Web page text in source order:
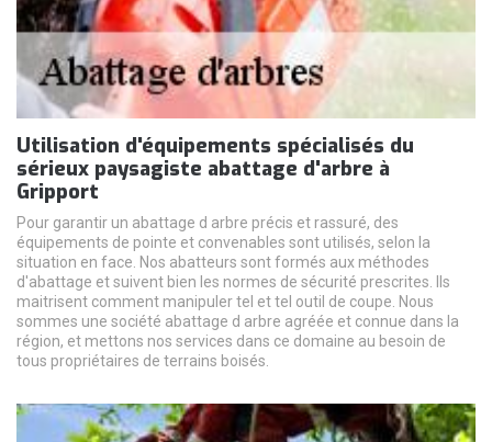
Utilisation d'équipements spécialisés du
sérieux paysagiste abattage d'arbre à
Gripport
Pour garantir un abattage d arbre précis et rassuré, des
équipements de pointe et convenables sont utilisés, selon la
situation en face. Nos abatteurs sont formés aux méthodes
d'abattage et suivent bien les normes de sécurité prescrites. Ils
maitrisent comment manipuler tel et tel outil de coupe. Nous
sommes une société abattage d arbre agréée et connue dans la
région, et mettons nos services dans ce domaine au besoin de
tous propriétaires de terrains boisés.